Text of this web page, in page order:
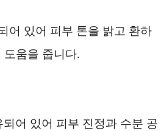
어 있어 피부 톤을 밝고 환하
도움을 줍니다.
어 있어 피부 진정과 수분 공